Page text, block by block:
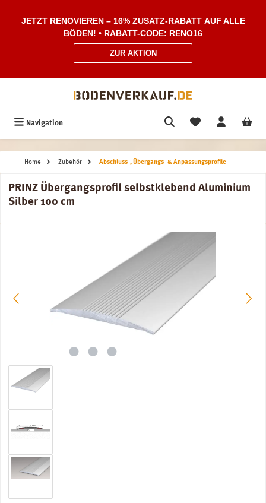
JETZT RENOVIEREN – 16% ZUSATZ-RABATT AUF ALLE
BÖDEN! • RABATT-CODE: RENO16
ZUR AKTION
Navigation
Home Zubehör Abschluss-, Übergangs- & Anpassungsprofile
PRINZ Übergangsprofil selbstklebend Aluminium
Silber 100 cm